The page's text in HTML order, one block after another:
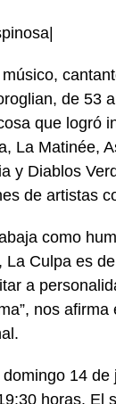
de 53
que logró
La Matinée,
y Diablos
de artistas
como
La Culpa es
a
nos
14
horas. El